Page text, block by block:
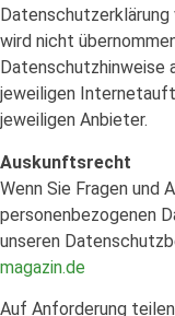
wird nicht
Datenschutzhinweise
jeweiligen
jeweiligen Anbieter.
Auskunftsrecht
Wenn Sie Fragen und
personenbezogenen
unseren
magazin.de
Auf Anforderung